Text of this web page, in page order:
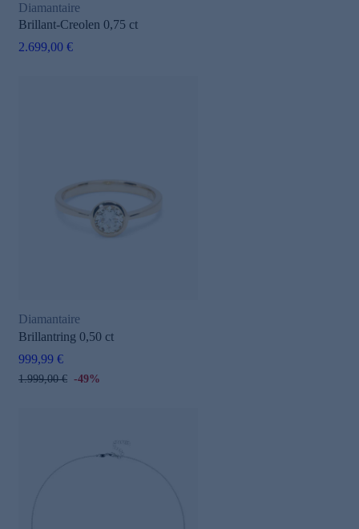
Diamantaire
Brillant-Creolen 0,75 ct
2.699,00 €
Diamantaire
Brillantring 0,50 ct
999,99 €
1.999,00 € -49%